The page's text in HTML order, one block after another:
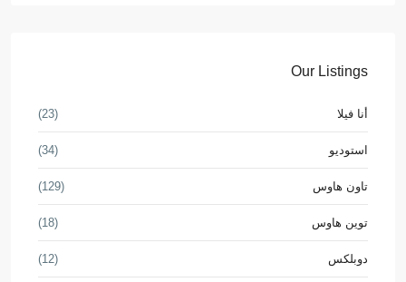
Our Listings
أنا فيلا (23)
استوديو (34)
تاون هاوس (129)
توين هاوس (18)
دوبلكس (12)